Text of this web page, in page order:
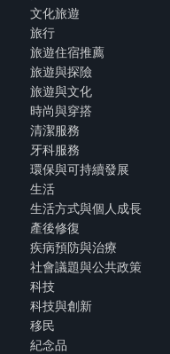
文化旅遊
旅行
旅遊住宿推薦
旅遊與探險
旅遊與文化
時尚與穿搭
清潔服務
牙科服務
環保與可持續發展
生活
生活方式與個人成長
產後修復
疾病預防與治療
社會議題與公共政策
科技
科技與創新
移民
紀念品